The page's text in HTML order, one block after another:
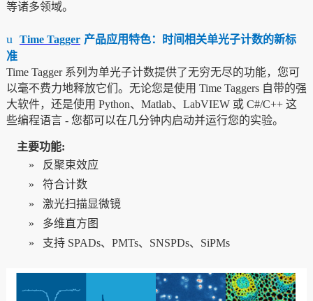
等诸多领域。
u Time Tagger 产品应用特色：时间相关单光子计数的新标
准
Time Tagger 系列为单光子计数提供了无穷无尽的功能，您可
以毫不费力地释放它们。无论您是使用 Time Taggers 自带的强
大软件，还是使用 Python、Matlab、LabVIEW 或 C#/C++ 这
些编程语言 - 您都可以在几分钟内启动并运行您的实验。
主要功能:
»
反聚束效应
» 符合计数
» 激光扫描显微镜
» 多维直方图
» 支持 SPADs、PMTs、SNSPDs、SiPMs